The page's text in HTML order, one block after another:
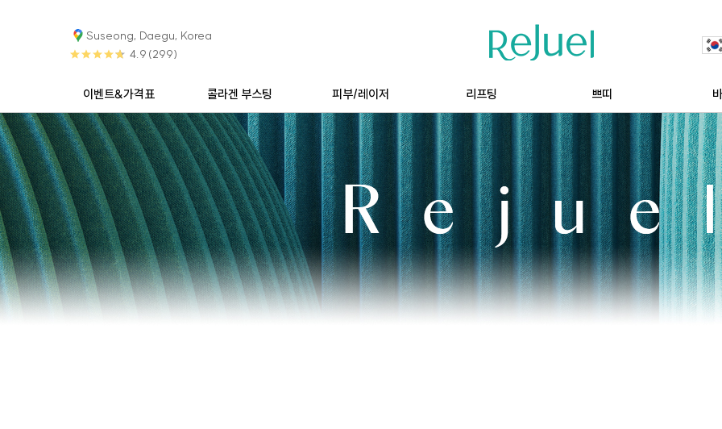
Suseong, Daegu, Korea
4.9 (299)
이벤트&가격표 콜라겐 부스팅 피부/레이저 리프팅 쁘띠